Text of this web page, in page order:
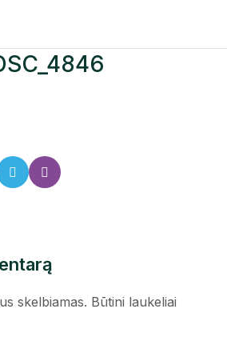
skelbiamas. Būtini laukeliai